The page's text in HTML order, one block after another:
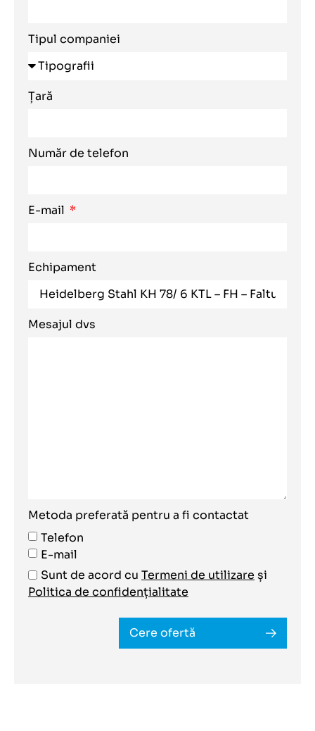
Tipul companiei
Țară
Număr de telefon
E-mail
Echipament
Mesajul dvs
Metoda preferată pentru a fi contactat
Telefon
E-mail
Sunt de acord cu Termeni de utilizare și
Politica de confidențialitate
Cere ofertă